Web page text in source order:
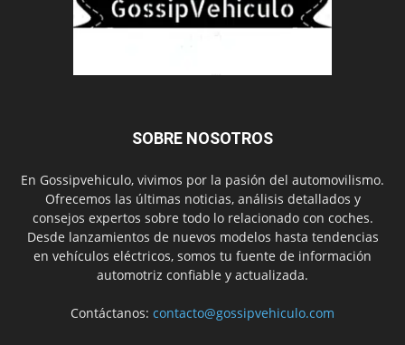
SOBRE NOSOTROS
En Gossipvehiculo, vivimos por la pasión del automovilismo.
Ofrecemos las últimas noticias, análisis detallados y
consejos expertos sobre todo lo relacionado con coches.
Desde lanzamientos de nuevos modelos hasta tendencias
en vehículos eléctricos, somos tu fuente de información
automotriz confiable y actualizada.
Contáctanos: contacto@gossipvehiculo.com